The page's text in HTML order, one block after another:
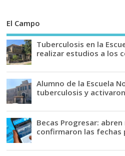
El Campo
Tuberculosis en la
realizar estudios a los
Alumno de la Escuela
tuberculosis y
Becas Progresar:
confirmaron las fechas